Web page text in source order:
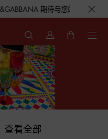
期待与您的相遇！
查看全部